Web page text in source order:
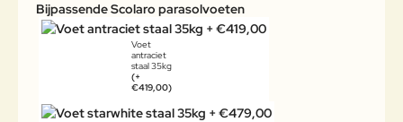
Bijpassende Scolaro parasolvoeten
Voet
antraciet
staal 35kg
(+
€419,00)